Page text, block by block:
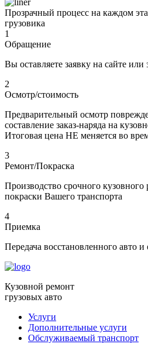
Прозрачный процесс на каждом
грузовика
1
Обращение
Вы оставляете заявку на сайте
2
Осмотр/стоимость
Предварительный осмотр
составление заказ-наряда на
Итоговая цена НЕ меняется во
3
Ремонт/Покраска
Производство срочного
покраски Вашего транспорта
4
Приемка
Передача восстановленного авто и
Кузовной ремонт
грузовых авто
Услуги
Дополнительные услуги
Обслуживаемый транспорт